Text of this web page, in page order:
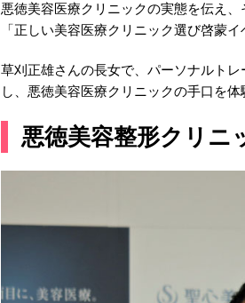
悪徳美容医療クリニックの実態を伝え
「正しい美容医療クリニック選び啓蒙イ
草刈正雄さんの長女で、パーソナルト
し、悪徳美容医療クリニックの手口を体
悪徳美容整形クリニ